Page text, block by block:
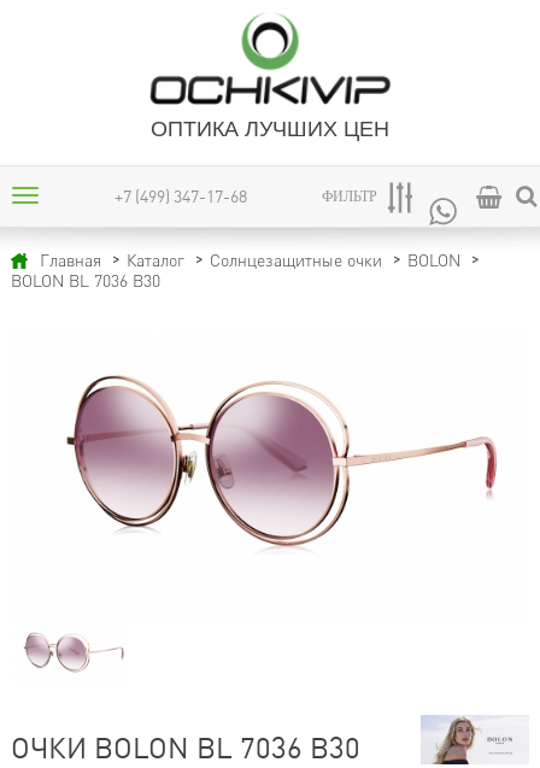
ОПТИКА ЛУЧШИХ ЦЕН
+7 (499) 347-17-68 ФИЛЬТР
Главная Каталог Солнцезащитные очки
BOLON
BOLON BL 7036 B30
ОЧКИ BOLON BL 7036 B30